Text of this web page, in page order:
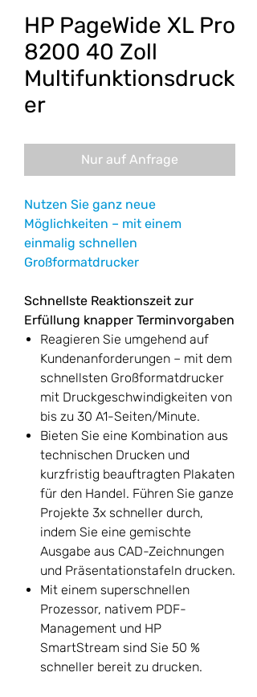
HP PageWide XL Pro
8200 40 Zoll
Multifunktionsdruck
er
Nur auf Anfrage
Nutzen Sie ganz neue
Möglichkeiten – mit einem
einmalig schnellen
Großformatdrucker
Schnellste Reaktionszeit zur
Erfüllung knapper Terminvorgaben
Reagieren Sie umgehend auf
Kundenanforderungen – mit dem
schnellsten Großformatdrucker
mit Druckgeschwindigkeiten von
bis zu 30 A1-Seiten/Minute.
Bieten Sie eine Kombination aus
technischen Drucken und
kurzfristig beauftragten Plakaten
für den Handel. Führen Sie ganze
Projekte 3x schneller durch,
indem Sie eine gemischte
Ausgabe aus CAD-Zeichnungen
und Präsentationstafeln drucken.
Mit einem superschnellen
Prozessor, nativem PDF-
Management und HP
SmartStream sind Sie 50 %
schneller bereit zu drucken.